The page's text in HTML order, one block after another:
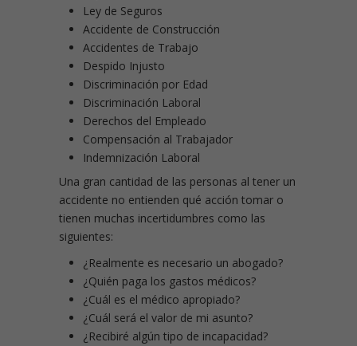
Ley de Seguros
Accidente de Construcción
Accidentes de Trabajo
Despido Injusto
Discriminación por Edad
Discriminación Laboral
Derechos del Empleado
Compensación al Trabajador
Indemnización Laboral
Una gran cantidad de las personas al tener un
accidente no entienden qué acción tomar o
tienen muchas incertidumbres como las
siguientes:
¿Realmente es necesario un abogado?
¿Quién paga los gastos médicos?
¿Cuál es el médico apropiado?
¿Cuál será el valor de mi asunto?
¿Recibiré algún tipo de incapacidad?